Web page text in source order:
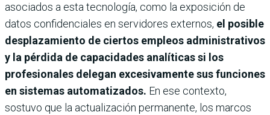
asociados a esta tecnología, como la exposición de
datos confidenciales en servidores externos, el posible
desplazamiento de ciertos empleos administrativos
y la pérdida de capacidades analíticas si los
profesionales delegan excesivamente sus funciones
en sistemas automatizados. En ese contexto,
sostuvo que la actualización permanente, los marcos